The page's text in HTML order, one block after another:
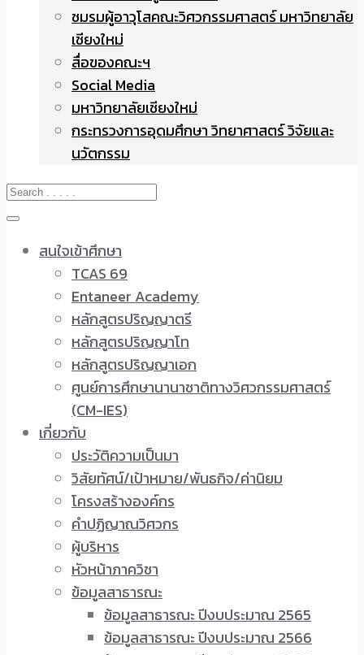
ชมรมผู้อาวุโสคณะวิศวกรรมศาสตร์ มหาวิทยาลัย
เชียงใหม่
สื่อของคณะฯ
Social Media
มหาวิทยาลัยเชียงใหม่
กระทรวงการอุดมศึกษา วิทยาศาสตร์ วิจัยและ
นวัตกรรม
สนใจเข้าศึกษา
TCAS 69
Entaneer Academy
หลักสูตรปริญญาตรี
หลักสูตรปริญญาโท
หลักสูตรปริญญาเอก
ศูนย์การศึกษานานาชาติทางวิศวกรรมศาสตร์
(CM-IES)
เกี่ยวกับ
ประวัติความเป็นมา
วิสัยทัศน์/เป้าหมาย/พันธกิจ/ค่านิยม
โครงสร้างองค์กร
คำปฏิญาณวิศวกร
ผู้บริหาร
หัวหน้าภาควิชา
ข้อมูลสาธารณะ
ข้อมูลสาธารณะ ปีงบประมาณ 2565
ข้อมูลสาธารณะ ปีงบประมาณ 2566